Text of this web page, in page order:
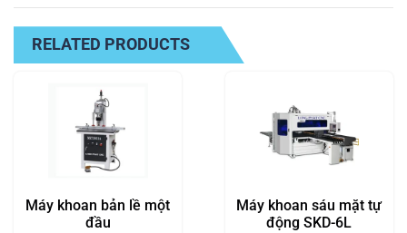
RELATED PRODUCTS
Máy khoan bản lề một
đầu
Máy khoan sáu mặt tự
động SKD-6L